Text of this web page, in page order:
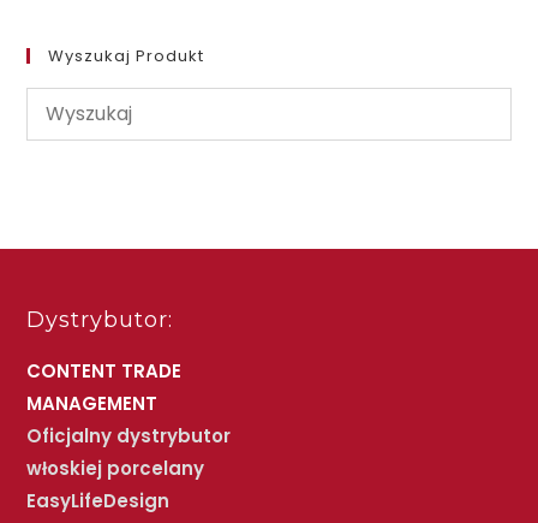
Wyszukaj Produkt
Dystrybutor:
CONTENT TRADE
MANAGEMENT
Oficjalny dystrybutor
włoskiej porcelany
EasyLifeDesign